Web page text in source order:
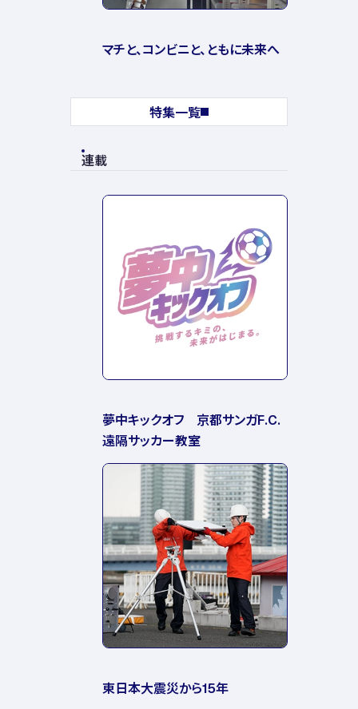
マチと、コンビニと、ともに未来へ
特集一覧
連載
夢中キックオフ 京都サンガF.C.
遠隔サッカー教室
東日本大震災から15年